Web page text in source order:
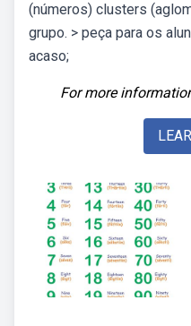
(números) clusters
grupo. > peça para os
acaso;
For more